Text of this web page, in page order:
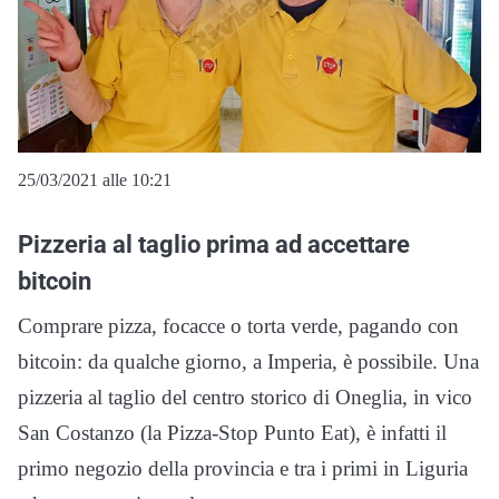
25/03/2021 alle 10:21
Pizzeria al taglio prima ad accettare
bitcoin
Comprare pizza, focacce o torta verde, pagando con
bitcoin: da qualche giorno, a Imperia, è possibile. Una
pizzeria al taglio del centro storico di Oneglia, in vico
San Costanzo (la Pizza-Stop Punto Eat), è infatti il
primo negozio della provincia e tra i primi in Liguria